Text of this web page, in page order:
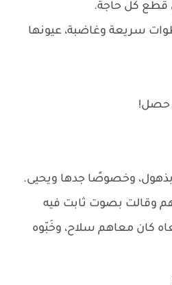
قطع كل حاجة.
سريعة وغاضبة، عيونها
حصل!
وخصوصًا جدها ويحيى.
وقالت بصوت ثابت فيه
كان معاهم سلاح، وخَبّوه